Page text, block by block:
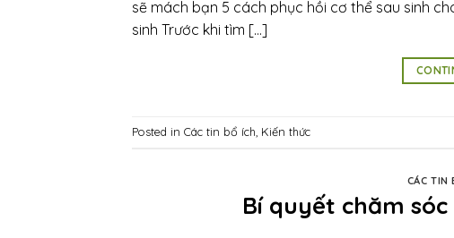
sẽ mách bạn 5 cách phục hồi cơ thể sau sinh
sinh Trước khi tìm […]
Posted in Các tin bổ ích Kiến thức
CÁC TIN
Bí quyết chăm